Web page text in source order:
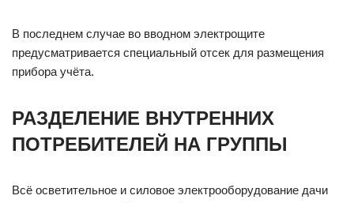
В последнем случае во вводном электрощите
предусматривается специальный отсек для размещения
прибора учёта.
РАЗДЕЛЕНИЕ ВНУТРЕННИХ
ПОТРЕБИТЕЛЕЙ НА ГРУППЫ
Всё осветительное и силовое электрооборудование дачи